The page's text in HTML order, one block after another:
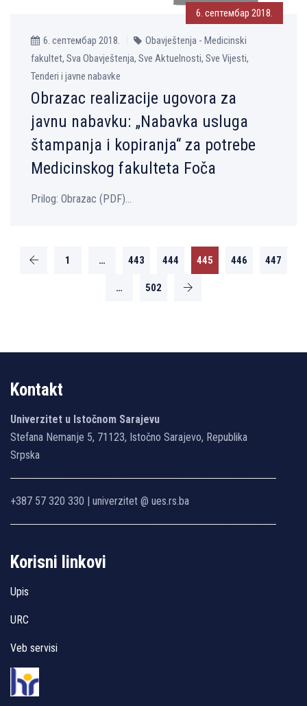
6. септембар 2018.
6. септембар 2018.
Obavještenja - Medicinski
fakultet, Sva Obavještenja, Sve Aktuelnosti, Sve Vijesti,
Tenderi i javne nabavke
Obrazac realizacije ugovora za
javnu nabavku: „Nabavka usluga
štampanja i kopiranja“ za potrebe
Medicinskog fakulteta Foča
Prilog: Оbrazac (PDF)...
1 … 443 444 445 446 447
… 502
Kontakt
Univerzitet u Istočnom Sarajevu
Stefana Nemanje 5, 71123, Istočno Sarajevo, Republika
Srpska
+387 57 320 330 | univerzitet @ ues.rs.ba
Korisni linkovi
Upis
URC
Veb servisi